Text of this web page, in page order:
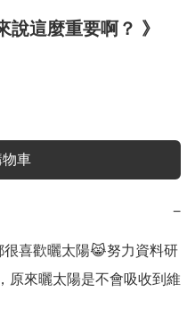
說這麼重要啊？ 》
物車
−
喜歡曬太陽😹努力資料研
原來曬太陽是不會吸收到維